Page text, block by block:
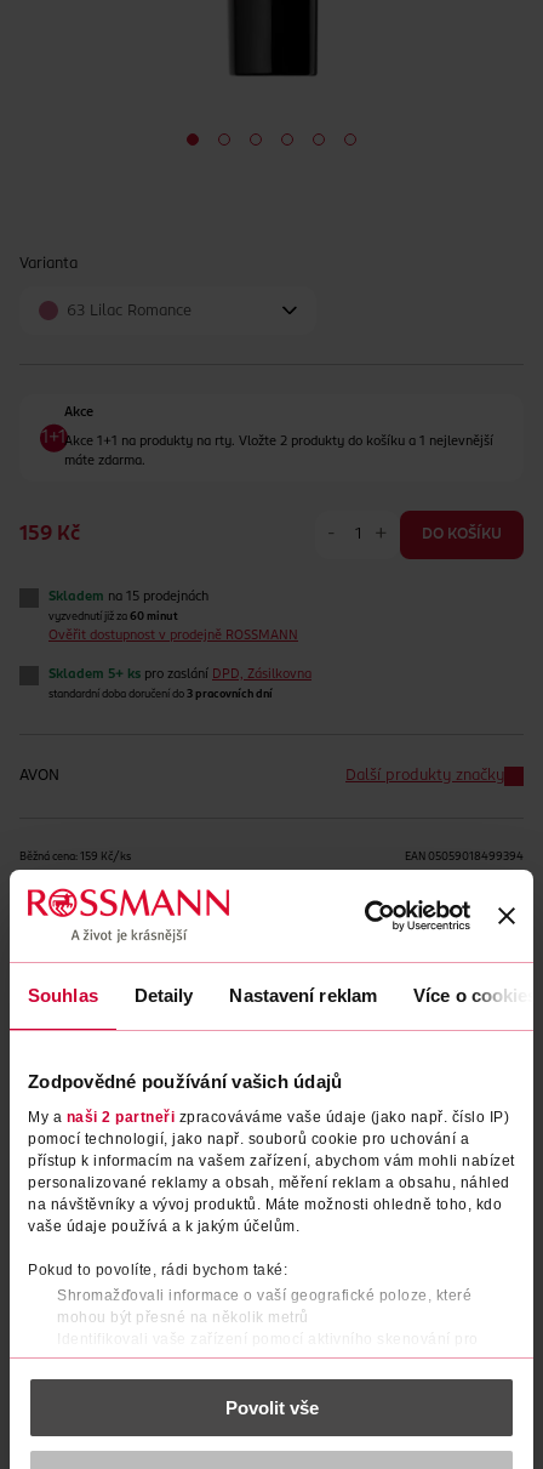
Souhlas Detaily Nastavení reklam Více o cookies
Zodpovědné používání vašich údajů
My a naši 2 partneři zpracováváme vaše údaje (jako např. číslo IP)
pomocí technologií, jako např. souborů cookie pro uchování a
přístup k informacím na vašem zařízení, abychom vám mohli nabízet
personalizované reklamy a obsah, měření reklam a obsahu, náhled
na návštěvníky a vývoj produktů. Máte možnosti ohledně toho, kdo
vaše údaje používá a k jakým účelům.
Pokud to povolíte, rádi bychom také:
Shromažďovali informace o vaší geografické poloze, které
mohou být přesné na několik metrů
Identifikovali vaše zařízení pomocí aktivního skenování pro
konkrétní charakteristiky (otisk prstu)
Zjistěte více o tom, jak zpracováváme vaše osobní údaje, a nastavte
části s podrobnostmi . Svůj souhlas můžete kdykoliv
Povolit vše
Varianta
63 Lilac Romance
Akce
Akce 1+1 na produkty na rty. Vložte 2 produkty do košíku a 1 nejlevnější
máte zdarma.
159 Kč - + DO KOŠÍKU
Skladem na 15 prodejnách
vyzvednutí již za 60 minut
Ověřit dostupnost v prodejně ROSSMANN
Skladem 5+ ks pro zaslání DPD, Zásilkovna
standardní doba doručení do 3 pracovních dní
AVON Další produkty značky
Běžná cena: 159 Kč/ks
EAN 05059018499394
Podobné produkty
Rtěnka s SPF50 Ultra Creamy
75 Toasted Rose
159 Kč
Obj. č.: 1317503
52 Pinched Pink
159 Kč
Obj. č.: 1317480